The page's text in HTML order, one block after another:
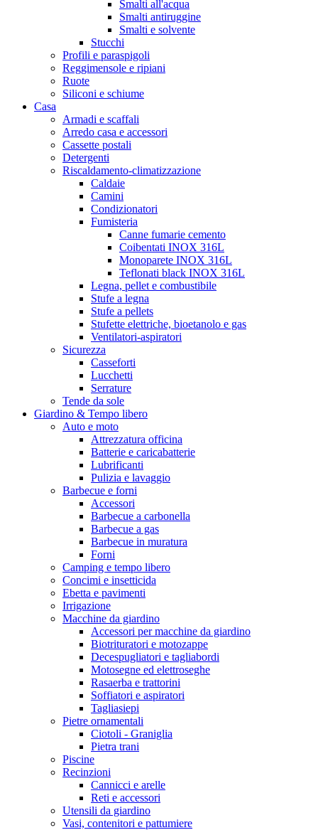
Smalti all'acqua
Smalti antiruggine
Smalti e solvente
Stucchi
Profili e paraspigoli
Reggimensole e ripiani
Ruote
Siliconi e schiume
Casa
Armadi e scaffali
Arredo casa e accessori
Cassette postali
Detergenti
Riscaldamento-climatizzazione
Caldaie
Camini
Condizionatori
Fumisteria
Canne fumarie cemento
Coibentati INOX 316L
Monoparete INOX 316L
Teflonati black INOX 316L
Legna, pellet e combustibile
Stufe a legna
Stufe a pellets
Stufette elettriche, bioetanolo e gas
Ventilatori-aspiratori
Sicurezza
Casseforti
Lucchetti
Serrature
Tende da sole
Giardino & Tempo libero
Auto e moto
Attrezzatura officina
Batterie e caricabatterie
Lubrificanti
Pulizia e lavaggio
Barbecue e forni
Accessori
Barbecue a carbonella
Barbecue a gas
Barbecue in muratura
Forni
Camping e tempo libero
Concimi e insetticida
Ebetta e pavimenti
Irrigazione
Macchine da giardino
Accessori per macchine da giardino
Biotrituratori e motozappe
Decespugliatori e tagliabordi
Motosegne ed elettroseghe
Rasaerba e trattorini
Soffiatori e aspiratori
Tagliasiepi
Pietre ornamentali
Ciotoli - Graniglia
Pietra trani
Piscine
Recinzioni
Cannicci e arelle
Reti e accessori
Utensili da giardino
Vasi, contenitori e pattumiere